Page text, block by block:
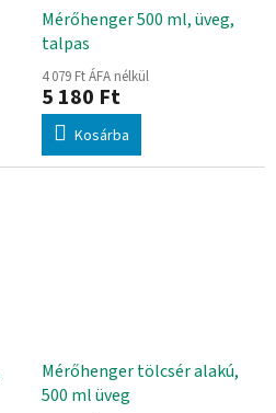
Mérőhenger 500 ml, üveg,
talpas
4 079 Ft ÁFA nélkül
5 180 Ft
Kosárba
Mérőhenger tölcsér alakú,
500 ml üveg